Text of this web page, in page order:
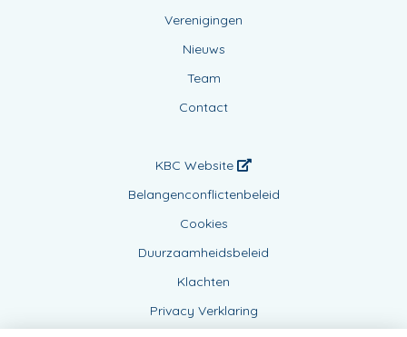
Verenigingen
Nieuws
Team
Contact
KBC Website
Belangenconflictenbeleid
Cookies
Duurzaamheidsbeleid
Klachten
Privacy Verklaring